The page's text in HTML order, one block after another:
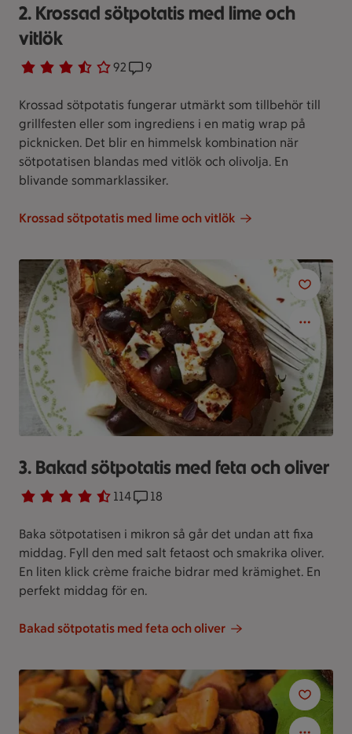
2. Krossad sötpotatis med lime och
vitlök
Betyg 3.7 av 5. 92
92 personer har röstatReceptet har 9 kommentarer
9
Krossad sötpotatis fungerar utmärkt som tillbehör till
grillfesten eller som ingrediens i en matig wrap på
picknicken. Det blir en himmelsk kombination när
sötpotatisen blandas med vitlök och olivolja. En
blivande sommarklassiker.
Krossad sötpotatis med lime och vitlök
3. Bakad sötpotatis med feta och oliver
Betyg 4.6 av 5. 114
114 personer har röstatReceptet har 18 kommentarer
18
Baka sötpotatisen i mikron så går det undan att fixa
middag. Fyll den med salt fetaost och smakrika oliver.
En liten klick crème fraiche bidrar med krämighet. En
perfekt middag för en.
Bakad sötpotatis med feta och oliver